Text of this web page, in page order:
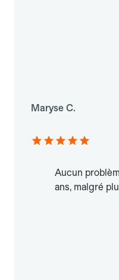
Maryse C.
Aucun
ans, malgré